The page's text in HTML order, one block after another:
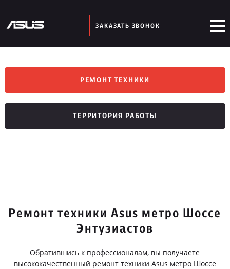
ЗАКАЗАТЬ ЗВОНОК
РЕМОНТ ТЕХНИКИ
ТЕРРИТОРИЯ РАБОТЫ
Ремонт техники Asus метро Шоссе
Энтузиастов
Обратившись к профессионалам, вы получаете
высококачественный ремонт техники Asus метро Шоссе